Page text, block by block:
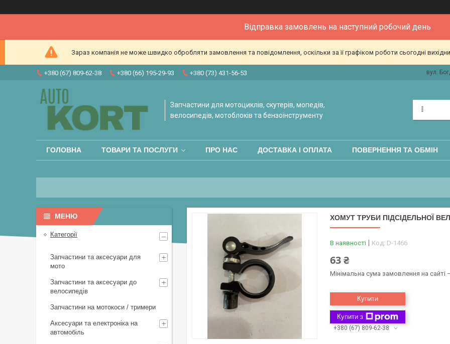
Відправка замовлень на наступний робочий день
Зараз компанія не може швидко обробляти замовлення та повідомлення, оскільки за її графіком роботи сьогодні
+380 (67) 809-62-38 +380 (66) 195-29-93 +380 (73) 431-56-53 вул.
Запчастини для мотоциклів, скутерів, мопедів,
велосипедів, мотоблоків та бензоінструменту
ГОЛОВНА ТОВАРИ ТА ПОСЛУГИ ПРО НАС ДОСТАВКА І ОПЛАТА ПОВЕРНЕННЯ ТА ОБМІН
ХОМУТ ТРУБИ ПІДСІДЕЛЬНОЇ
В наявності Код: D-1466
63 ₴
Мінімальна сума замовлення на сайті
Купити
Купити з
+380 (67) 809-62-38
Категорії
Запчастини та аксесуари для
мото
Запчастини та аксесуари до
велосипедів
Запчастини на мотокоси / тримери
Аксесуари та електроніка на
автомобіль